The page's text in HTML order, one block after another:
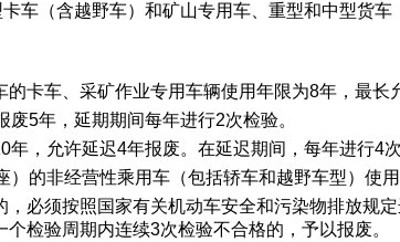
车（含越野车）和矿山专用车、重型和中型货
卡车、采矿作业专用车辆使用年限为8年，最长
5年，延期期间每年进行2次检验。
，允许延迟4年报废。在延迟期间，每年进行4
的非经营性乘用车（包括轿车和越野车型）使
必须按照国家有关机动车安全和污染物排放规
检验周期内连续3次检验不合格的，予以报废。